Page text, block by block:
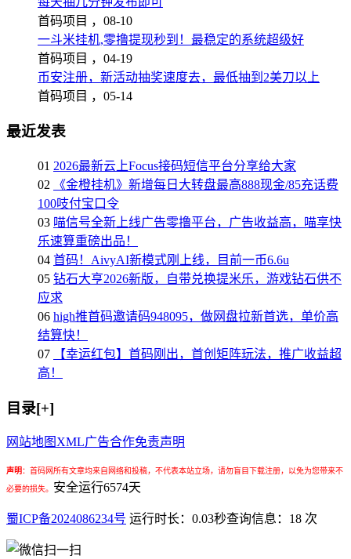
首码项目 ， 08-10
一斗米挂机,零撸提现秒到！最稳定的系统超级好
首码项目 ， 04-19
币安注册，新活动抽奖速度去，最低抽到2美刀以上
首码项目 ， 05-14
最近发表
01 2026最新云上Focus接码短信平台分享给大家
02
《金橙挂机》新增每日大转盘最高888现金/85充话费
100吱付宝口令
03 喵信号全新上线广告零撸平台，广告收益高，喵享快
乐速算重磅出品！
04 首码！AivyAI新模式刚上线，目前一币6.6u
05 钻石大亨2026新版，自带兑换提米乐，游戏钻石供不
应求
06 high推首码邀请码948095，做网盘拉新首选，单价高
结算快！
07
【幸运红包】首码刚出，首创矩阵玩法，推广收益超
高！
目录[+]
网站地图 XML广告合作免责声明
声明： 首码网所有文章均来自网络和投稿，不代表本站立场，请勿盲目下载注册，以免为您带来不
必要的损失。 安全运行6574天
蜀ICP备2024086234号 运行时长：0.03秒查询信息：18 次